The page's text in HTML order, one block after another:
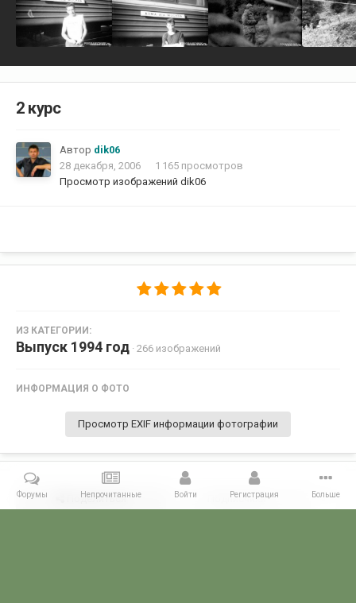
2 курс
Автор dik06
28 декабря, 2006
1 165 просмотров
Просмотр изображений dik06
ИЗ КАТЕГОРИИ:
Выпуск 1994 год · 266 изображений
ИНФОРМАЦИЯ О ФОТО
Просмотр EXIF информации фотографии
Поделиться Подписчики 0
Форумы Непрочитанные Войти Регистрация Больше